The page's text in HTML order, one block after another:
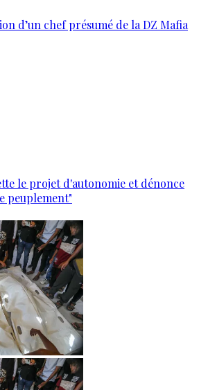
d’un chef présumé de la DZ Mafia
le projet d'autonomie et dénonce
peuplement"